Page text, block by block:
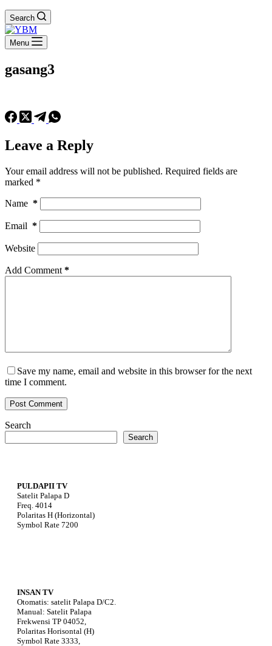
Search
Menu
gasang3
Leave a Reply
Your email address will not be published. Required fields are
marked *
Name *
Email *
Website
Add Comment *
Save my name, email and website in this browser for the next
time I comment.
Post Comment
Search
Search
PULDAPII TV
Satelit Palapa D
Freq. 4014
Polaritas H (Horizontal)
Symbol Rate 7200
INSAN TV
Otomatis: satelit Palapa D/C2.
Manual: Satelit Palapa
Frekwensi TP 04052,
Polaritas Horisontal (H)
Symbol Rate 3333,